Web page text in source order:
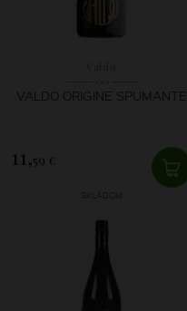
VALDO ORIGINE SPUMANTE
11,59 €
SKLADOM